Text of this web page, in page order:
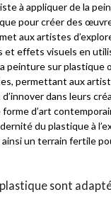
à appliquer de la
pour créer des
aux artistes
et effets visuels en
peinture sur plastique
permettant aux
dans leurs
d’art
du plastique à
un terrain fertile
sont